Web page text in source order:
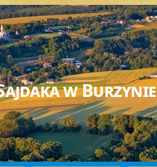
w Burzynie